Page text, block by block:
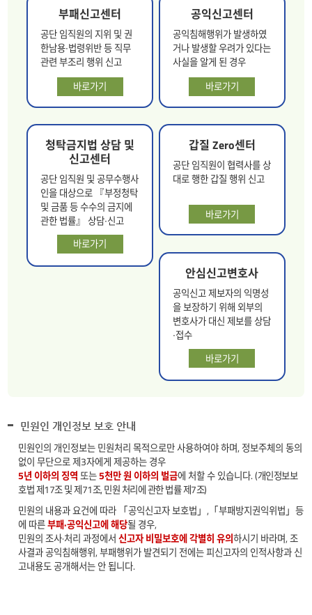
부패신고센터
공단 임직원의 지위 및 권
한남용∙법령위반 등 직무
관련 부조리 행위 신고
바로가기
공익신고센터
공익침해행위가 발생하였
거나 발생할 우려가 있다는
사실을 알게 된 경우
바로가기
청탁금지법 상담 및
신고센터
공단 임직원 및 공무수행사
인을 대상으로 『부정청탁
및 금품 등 수수의 금지에
관한 법률』 상담∙신고
바로가기
갑질 Zero센터
공단 임직원이 협력사를 상
대로 행한 갑질 행위 신고
바로가기
안심신고변호사
공익신고 제보자의 익명성
을 보장하기 위해 외부의
변호사가 대신 제보를 상담
∙접수
바로가기
민원인 개인정보 보호 안내
민원인의 개인정보는 민원처리 목적으로만 사용하여야 하며, 정보주체의 동의
없이 무단으로 제3자에게 제공하는 경우
5년 이하의 징역 또는5천만 원 이하의 벌금에 처할 수 있습니다.(개인정보보
호법 제17조 및 제71조, 민원 처리에 관한 법률 제7조)
민원의 내용과 요건에 따라 「공익신고자 보호법」,「부패방지권익위법」등
에 따른부패·공익신고에 해당될 경우,
민원의 조사·처리 과정에서신고자 비밀보호에 각별히 유의하시기 바라며, 조
사결과 공익침해행위, 부패행위가 발견되기 전에는 피신고자의 인적사항과 신
고내용도 공개해서는 안 됩니다.